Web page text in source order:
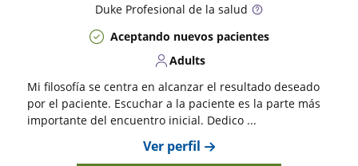
Duke Profesional de la salud
Aceptando nuevos pacientes
Adults
Mi filosofía se centra en alcanzar el resultado deseado
por el paciente. Escuchar a la paciente es la parte más
importante del encuentro inicial. Dedico ...
Ver perfil